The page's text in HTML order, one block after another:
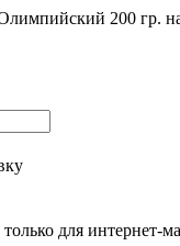
200 гр.
для интернет-